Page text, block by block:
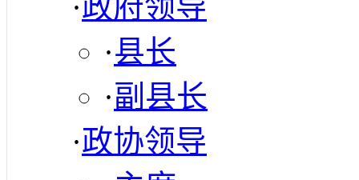
·政府领导
·县长
·副县长
·政协领导